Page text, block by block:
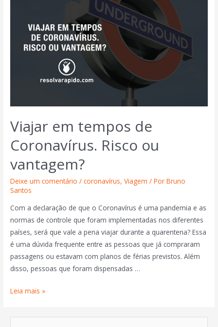
Viajar em tempos de
Coronavírus. Risco ou
vantagem?
Deixe um comentário /coronavírus,Viagem / PorBruno
Santos
Com a declaração de que o Coronavírus é uma pandemia e as
normas de controle que foram implementadas nos diferentes
países, será que vale a pena viajar durante a quarentena? Essa
é uma dúvida frequente entre as pessoas que já compraram
passagens ou estavam com planos de férias previstos. Além
disso, pessoas que foram dispensadas …
Leia mais »